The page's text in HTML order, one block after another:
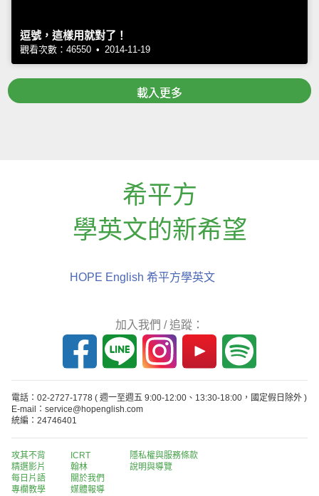
逗號，這樣用就對了！
觀看次數：46550 • 2014-11-19
載入更多
希平方
學英文的新希望
HOPE English 希平方學英文
加入我們 / 追蹤：
電話：02-2727-1778 ( 週一至週五 9:00-12:00、13:30-18:00，國定假日除外 )
E-mail：service@hopenglish.com
統編：24746401
攻其不背
精選影片
每日片語
專欄教學
ICRT
翰林
關於我們
媒體報導
隱私權與服務條款
說明與導覽